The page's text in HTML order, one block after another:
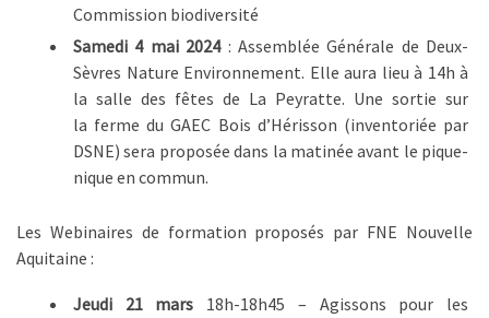
Commission biodiversité
Samedi 4 mai 2024: Assemblée Générale de Deux-
Sèvres Nature Environnement. Elle aura lieu à 14h à
la salle des fêtes de La Peyratte. Une sortie sur
la ferme du GAEC Bois d’Hérisson (inventoriée par
DSNE) sera proposée dans la matinée avant le pique-
nique en commun.
Les Webinaires de formation proposés par FNE Nouvelle
Aquitaine :
Jeudi 21 mars 18h-18h45 – Agissons pour les